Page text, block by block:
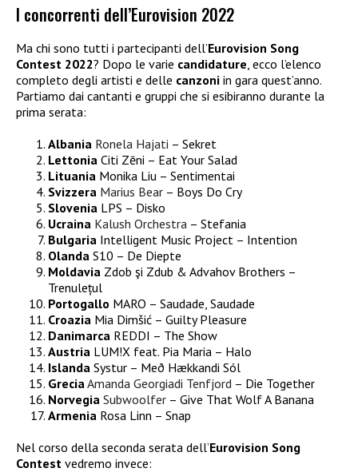
I concorrenti dell’Eurovision 2022
Ma chi sono tutti i partecipanti dell’Eurovision Song
Contest 2022? Dopo le varie candidature , ecco l’elenco
completo degli artisti e delle canzoni in gara quest’anno.
Partiamo dai cantanti e gruppi che si esibiranno durante la
prima serata:
Albania Ronela Hajati – Sekret
Lettonia Citi Zēni – Eat Your Salad
Lituania Monika Liu – Sentimentai
Svizzera Marius Bear – Boys Do Cry
Slovenia LPS – Disko
Ucraina Kalush Orchestra – Stefania
Bulgaria Intelligent Music Project – Intention
Olanda S10 – De Diepte
Moldavia Zdob şi Zdub & Advahov Brothers –
Trenulețul
Portogallo MARO – Saudade, Saudade
Croazia Mia Dimšić – Guilty Pleasure
Danimarca REDDI – The Show
Austria LUM!X feat. Pia Maria – Halo
Islanda Systur – Með Hækkandi Sól
Grecia Amanda Georgiadi Tenfjord – Die Together
Norvegia Subwoolfer – Give That Wolf A Banana
Armenia Rosa Linn – Snap
Nel corso della seconda serata dell’Eurovision Song
Contest vedremo invece: